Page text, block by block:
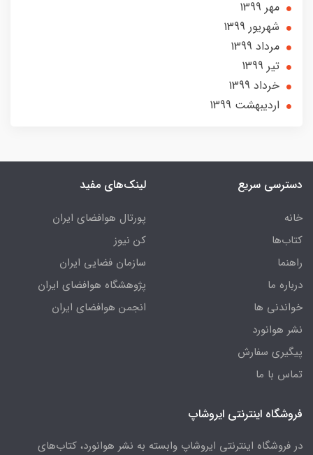
مهر 1399
شهریور 1399
مرداد 1399
تير 1399
خرداد 1399
ارديبهشت 1399
دسترسی سریع
خانه
کتاب‌ها
راهنما
درباره ما
خواندنی ها
نشر هوانورد
پیگیری سفارش
تماس با ما
لینک‌های مفید
پورتال هوافضای ایران
کن نیوز
سازمان فضایی ایران
پژوهشگاه هوافضای ایران
انجمن هوافضای ایران
فروشگاه اینترنتی ایروشاپ
در فروشگاه اینترنتی ایروشاپ وابسته به نشر هوانورد، کتاب‌های